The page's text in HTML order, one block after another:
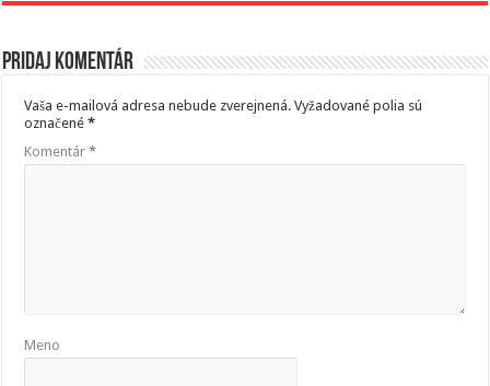
Pridaj komentár
Vaša e-mailová adresa nebude zverejnená. Vyžadované polia sú
označené*
Komentár*
Meno